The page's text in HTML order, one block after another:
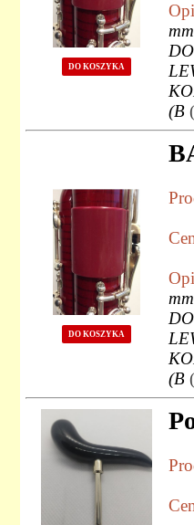
DO KOSZYKA
(B (
DO KOSZYKA
(B (